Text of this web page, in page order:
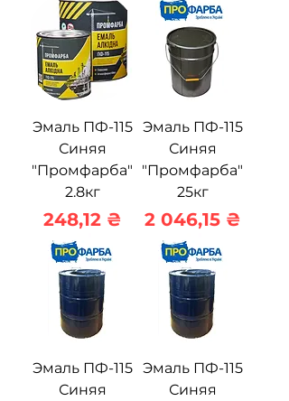
Эмаль ПФ-115
Синяя
"Промфарба"
2.8кг
Цена
248,12 ₴
Эмаль ПФ-115
Синяя
"Промфарба"
25кг
Цена
2 046,15 ₴
Эмаль ПФ-115
Синяя
Эмаль ПФ-115
Синяя